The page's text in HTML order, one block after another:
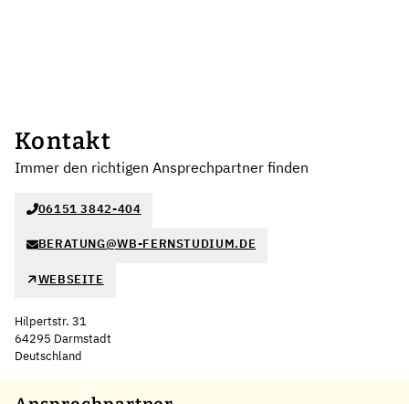
Kontakt
Immer den richtigen Ansprechpartner finden
06151 3842-404
BERATUNG@WB-FERNSTUDIUM.DE
WEBSEITE
Hilpertstr. 31
64295 Darmstadt
Deutschland